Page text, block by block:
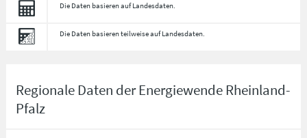
Die Daten basieren auf Landesdaten.
Die Daten basieren teilweise auf Landesdaten.
Regionale Daten der Energiewende Rheinland-
Pfalz